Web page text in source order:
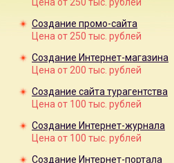
Создание сайта в кредит — это
цена создания сайта
Самое серьезное внимание мы
Поисковая эффективность
эффективность, хорошие
даже без затрат напоисковое
Мы создаем сайты только на
Собственнаясистема управления
Создание промо-сайта
Цена от 250 тыс. рублей
Создание Интернет-магазина
Цена от 200 тыс. рублей
Создание сайта турагентства
Цена от 100 тыс. рублей
Создание Интернет-журнала
Цена от 100 тыс. рублей
Создание Интернет-портала